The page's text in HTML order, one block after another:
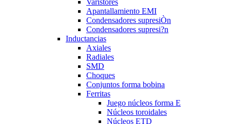
Apantallamiento EMI
Condensadores supresiÒn
Condensadores supresi?n
Inductancias
Axiales
Radiales
SMD
Choques
Conjuntos forma bobina
Ferritas
Juego núcleos forma E
Núcleos toroidales
Núcleos ETD